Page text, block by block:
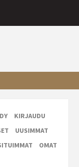
KIRJAUDU
UUSIMMAT
OMAT